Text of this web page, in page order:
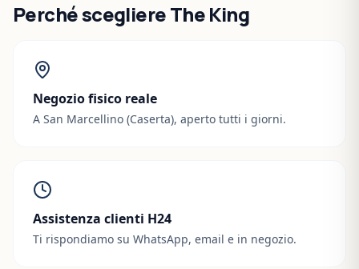
Perché scegliere The King
Negozio fisico reale
A San Marcellino (Caserta), aperto tutti i giorni.
Assistenza clienti H24
Ti rispondiamo su WhatsApp, email e in negozio.